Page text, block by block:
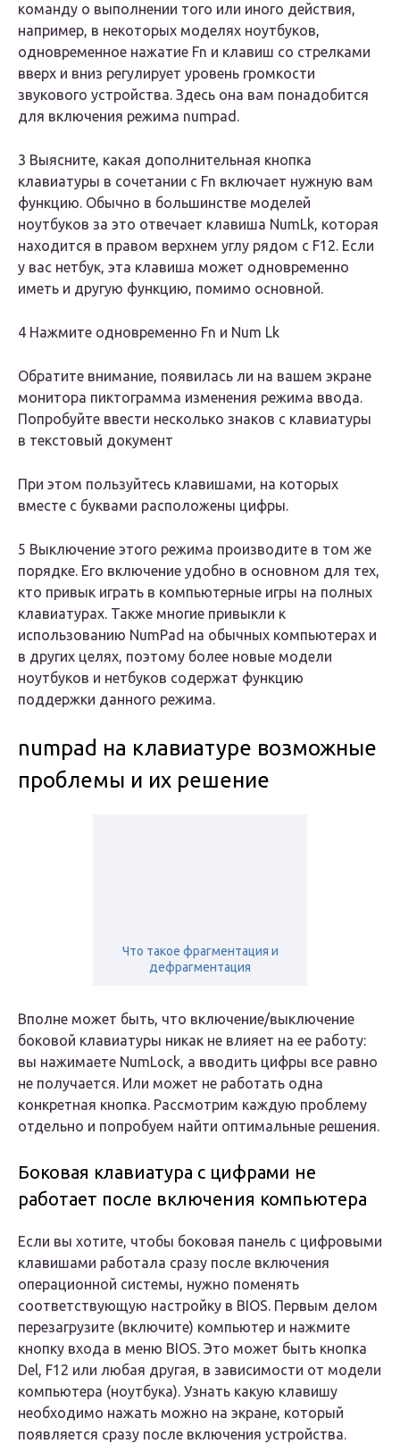
команду о выполнении того или иного действия,
например, в некоторых моделях ноутбуков,
одновременное нажатие Fn и клавиш со стрелками
вверх и вниз регулирует уровень громкости
звукового устройства. Здесь она вам понадобится
для включения режима numpad.
3 Выясните, какая дополнительная кнопка
клавиатуры в сочетании с Fn включает нужную вам
функцию. Обычно в большинстве моделей
ноутбуков за это отвечает клавиша NumLk, которая
находится в правом верхнем углу рядом с F12. Если
у вас нетбук, эта клавиша может одновременно
иметь и другую функцию, помимо основной.
4 Нажмите одновременно Fn и Num Lk
Обратите внимание, появилась ли на вашем экране
монитора пиктограмма изменения режима ввода.
Попробуйте ввести несколько знаков с клавиатуры
в текстовый документ
При этом пользуйтесь клавишами, на которых
вместе с буквами расположены цифры.
5 Выключение этого режима производите в том же
порядке. Его включение удобно в основном для тех,
кто привык играть в компьютерные игры на полных
клавиатурах. Также многие привыкли к
использованию NumPad на обычных компьютерах и
в других целях, поэтому более новые модели
ноутбуков и нетбуков содержат функцию
поддержки данного режима.
numpad на клавиатуре возможные
проблемы и их решение
Что такое фрагментация и
дефрагментация
Вполне может быть, что включение/выключение
боковой клавиатуры никак не влияет на ее работу:
вы нажимаете NumLock, а вводить цифры все равно
не получается. Или может не работать одна
конкретная кнопка. Рассмотрим каждую проблему
отдельно и попробуем найти оптимальные решения.
Боковая клавиатура с цифрами не
работает после включения компьютера
Если вы хотите, чтобы боковая панель с цифровыми
клавишами работала сразу после включения
операционной системы, нужно поменять
соответствующую настройку в BIOS. Первым делом
перезагрузите (включите) компьютер и нажмите
кнопку входа в меню BIOS. Это может быть кнопка
Del, F12 или любая другая, в зависимости от модели
компьютера (ноутбука). Узнать какую клавишу
необходимо нажать можно на экране, который
появляется сразу после включения устройства.